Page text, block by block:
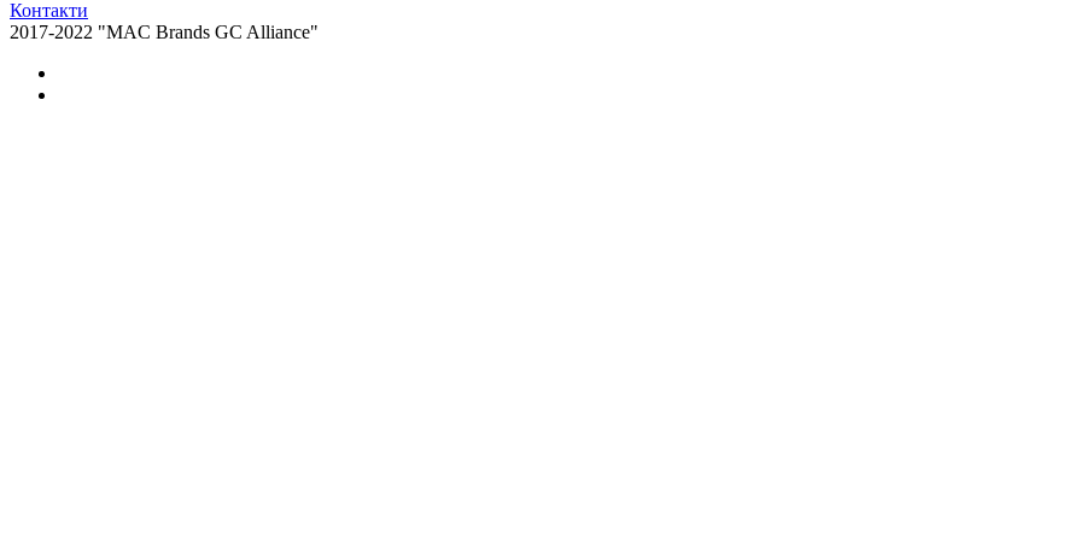
Контакти
2017-2022 "MAC Brands GC Alliance"